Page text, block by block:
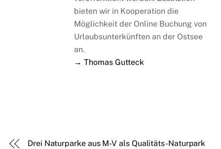
bieten wir in Kooperation die
Möglichkeit der Online Buchung von
Urlaubsunterkünften an der Ostsee
an.
→ Thomas Gutteck
Drei Naturparke aus M-V als Qualitäts-Naturpark